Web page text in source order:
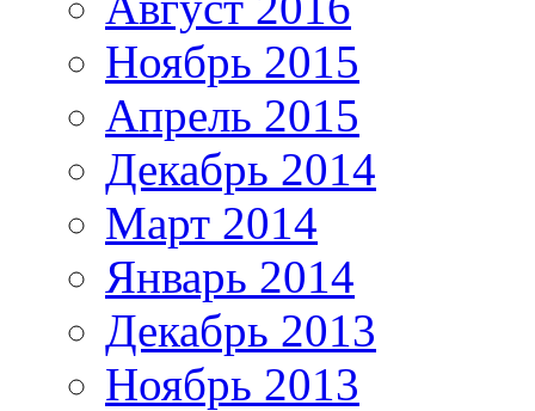
Ноябрь 2015
Апрель 2015
Декабрь 2014
Март 2014
Январь 2014
Декабрь 2013
Ноябрь 2013